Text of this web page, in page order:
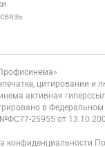
цитировании и
активная
в Федеральном
25955 от
конфиденциальности